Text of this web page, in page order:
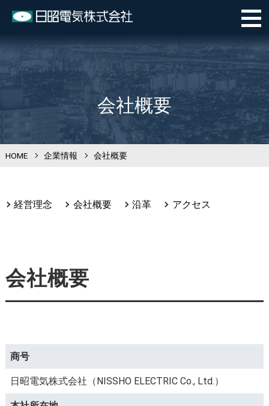
会社概要
HOME >
企業情報 >
会社概要
経営理念 会社概要 沿革 アクセス
会社概要
商号
日昭電気株式会社（NISSHO ELECTRIC Co., Ltd.）